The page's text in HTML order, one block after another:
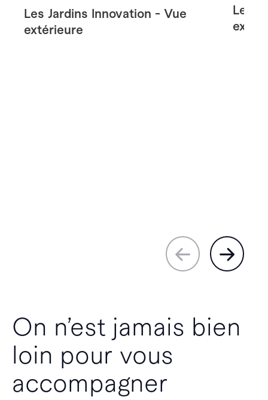
Les Jardins Innovation - Vue
extérieure
Les
On n’est jamais bien
loin pour vous
accompagner